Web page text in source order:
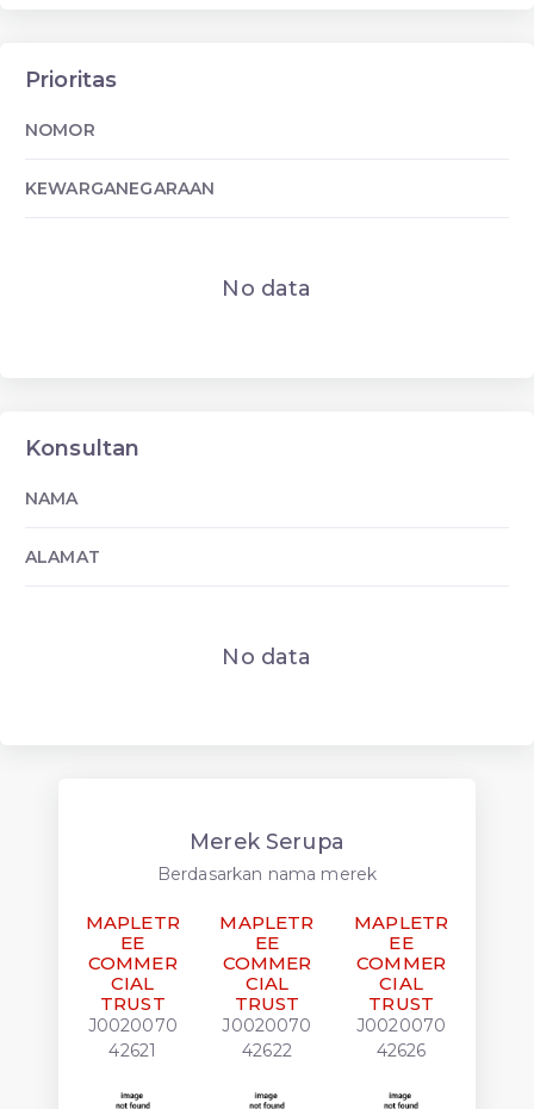
Prioritas
NOMOR
KEWARGANEGARAAN
No data
Konsultan
NAMA
ALAMAT
No data
Merek Serupa
Berdasarkan nama merek
MAPLETR
EE
COMMER
CIAL
TRUST
J0020070
42621
MAPLETR
EE
COMMER
CIAL
TRUST
J0020070
42622
MAPLETR
EE
COMMER
CIAL
TRUST
J0020070
42626